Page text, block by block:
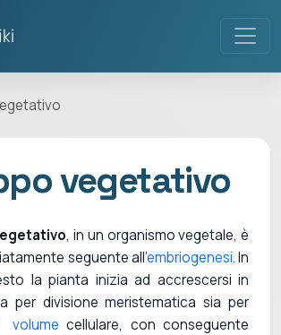
vegetativo
, in un organismo vegetale, è
seguente all'embriogenesi. In
la pianta inizia ad accrescersi in
per divisione meristematica sia per
volume cellulare, con conseguente